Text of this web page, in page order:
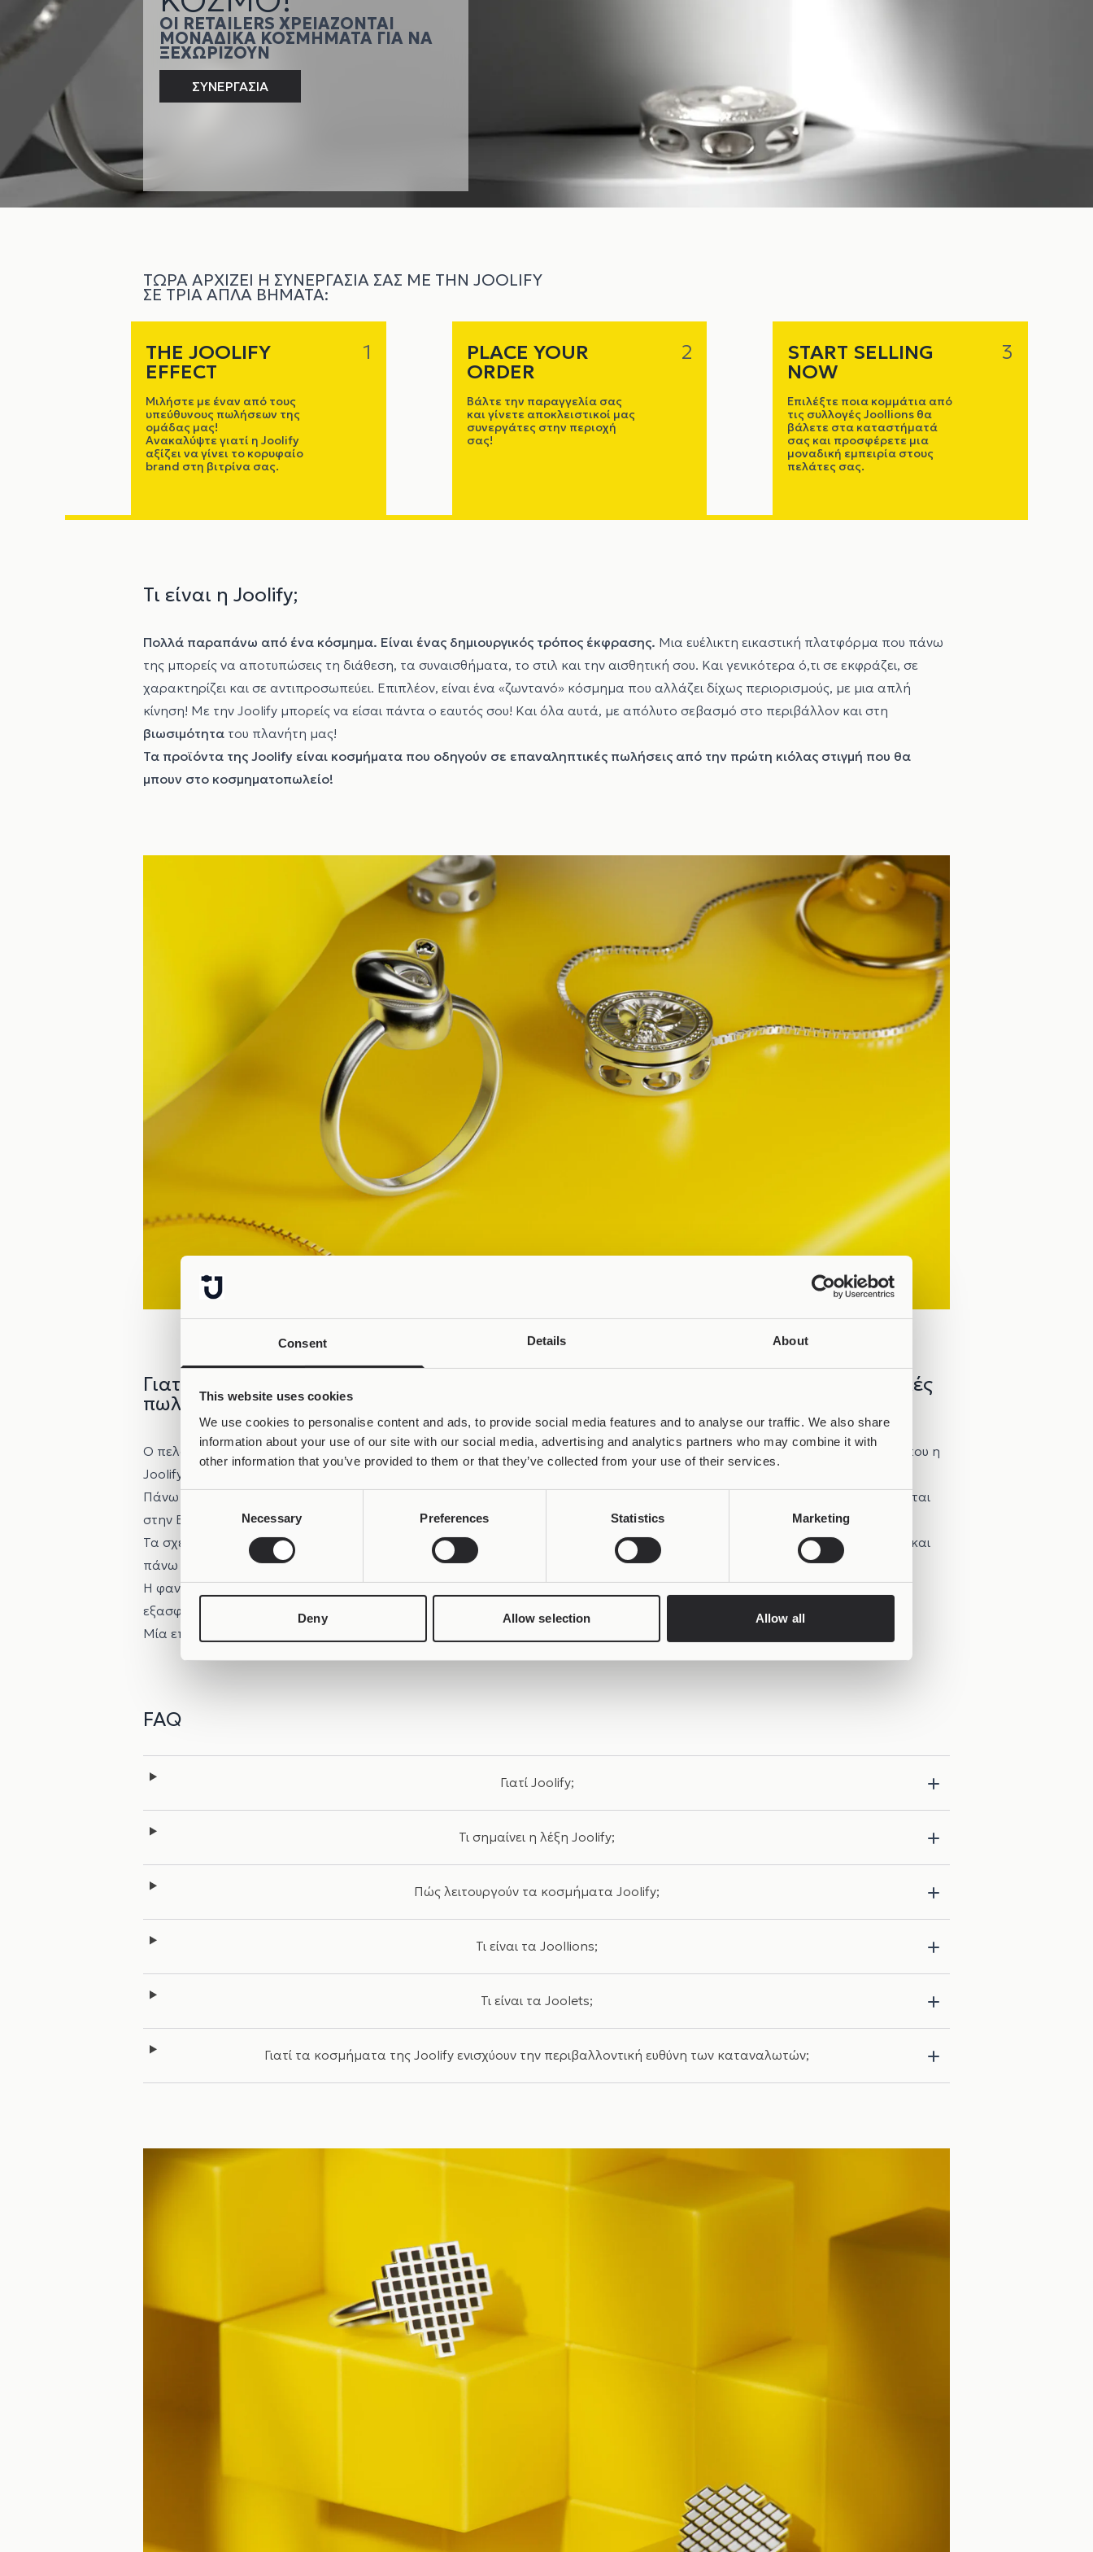
Consent Details About
This website uses cookies
We use cookies to personalise content and ads, to provide social media features and to analyse our traffic. We also share
information about your use of our site with our social media, advertising and analytics partners who may combine it with
other information that you’ve provided to them or that they’ve collected from your use of their services.
Selection
Necessary Preferences Statistics Marketing
Deny Allow selection Allow all
ΟΙ RETAILERS ΧΡΕΙΆΖΟΝΤΑΙ
ΜΟΝΑΔΙΚΆ ΚΟΣΜΉΜΑΤΑ ΓΙΑ ΝΑ
ΞΕΧΩΡΊΖΟΥΝ
ΣΥΝΕΡΓΑΣΙΑ
ΤΏΡΑ ΑΡΧΊΖΕΙ Η ΣΥΝΕΡΓΑΣΊΑ ΣΑΣ ΜΕ ΤΗΝ JOOLIFY
ΣΕ ΤΡΊΑ ΑΠΛΆ ΒΉΜΑΤΑ:
ΤHE JOOLIFY
EFFECT
Μιλήστε με έναν από τους
υπεύθυνους πωλήσεων της
ομάδας μας!
Ανακαλύψτε γιατί η Joolify
αξίζει να γίνει το κορυφαίο
brand στη βιτρίνα σας.
1
PLACE YOUR
ORDER
Βάλτε την παραγγελία σας
και γίνετε αποκλειστικοί μας
συνεργάτες στην περιοχή
σας!
2
START SELLING
NOW
Επιλέξτε ποια κομμάτια από
τις συλλογές Joollions θα
βάλετε στα καταστήματά
σας και προσφέρετε μια
μοναδική εμπειρία στους
πελάτες σας.
3
Τι είναι η Joolify;
Πολλά παραπάνω από ένα κόσμημα. Είναι ένας δημιουργικός τρόπος έκφρασης. Μια ευέλικτη εικαστική πλατφόρμα που πάνω
της μπορείς να αποτυπώσεις τη διάθεση, τα συναισθήματα, το στιλ και την αισθητική σου. Και γενικότερα ό,τι σε εκφράζει, σε
χαρακτηρίζει και σε αντιπροσωπεύει. Επιπλέον, είναι ένα «ζωντανό» κόσμημα που αλλάζει δίχως περιορισμούς, με μια απλή
κίνηση! Με την Joolify μπορείς να είσαι πάντα ο εαυτός σου! Και όλα αυτά, με απόλυτο σεβασμό στο περιβάλλον και στη
βιωσιμότητα του πλανήτη μας!
Τα προϊόντα της Joolify είναι κοσμήματα που οδηγούν σε επαναληπτικές πωλήσεις από την πρώτη κιόλας στιγμή που θα
μπουν στο κοσμηματοπωλείο!
Γιατί όμως θα επιλέξει ο πελάτης ένα κόσμημα Joolify και πώς θα έχω επαναληπτικές
πωλήσεις;
O πελάτης αγοράζει μία φορά το Joolet που είναι το καινοτόμο κόσμημα-βάση (δαχτυλίδια, βραχιόλια, μενταγιόν κ.ά.) και που η
Joolify
Πάνω στο κάθε Joolet κουμπώνουν τα εναλλασσόμενα σύμβολα, δηλαδή τα Joollions που επίσης σχεδιάζονται και παράγονται
στην Ελλάδα.
Τα σχέδια των
Joollions(tops) είναι κυριολεκτικά ανεξάντλητα! Για παράδειγμα, ο πελάτης αγοράζει ένα δαχτυλίδι (
) και
πάνω του εναλλάσσει τα Joollions που αγοράζει αναλόγως με το στιλ, τη διάθεση, την περίσταση και το πώς νιώθει!
Η φαντασία των σχεδιαστών της Joolify, και οι μελλοντικές συνεργασίες με καλλιτέχνες, προσωπικότητες και celebrities
εξασφαλίζουν μια συνεχή ροή κοσμημάτων και πωλήσεων!
Μία επίσκεψη στη σελίδα μας στο
FAQ
Γιατί Joolify;
Τι σημαίνει η λέξη Joolify;
Πώς λειτουργούν τα κοσμήματα Joolify;
Τι είναι τα Joollions;
Τι είναι τα Joolets;
Γιατί τα κοσμήματα της Joolify ενισχύουν την περιβαλλοντική ευθύνη των καταναλωτών;